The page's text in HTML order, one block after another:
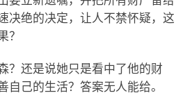
决绝的决定，让人不禁怀疑，这
？
？还是说她只是看中了他的财
自己的生活？答案无人能给。